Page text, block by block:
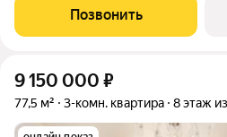
подробно расскажем. Просторная
с предчистовой отделкой в ЖК
Позвонить
9 150 000 ₽
77,5 м² 3-комн. квартира 8 этаж